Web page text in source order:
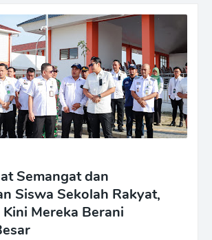
Semangat dan
Siswa Sekolah Rakyat,
Mereka Berani